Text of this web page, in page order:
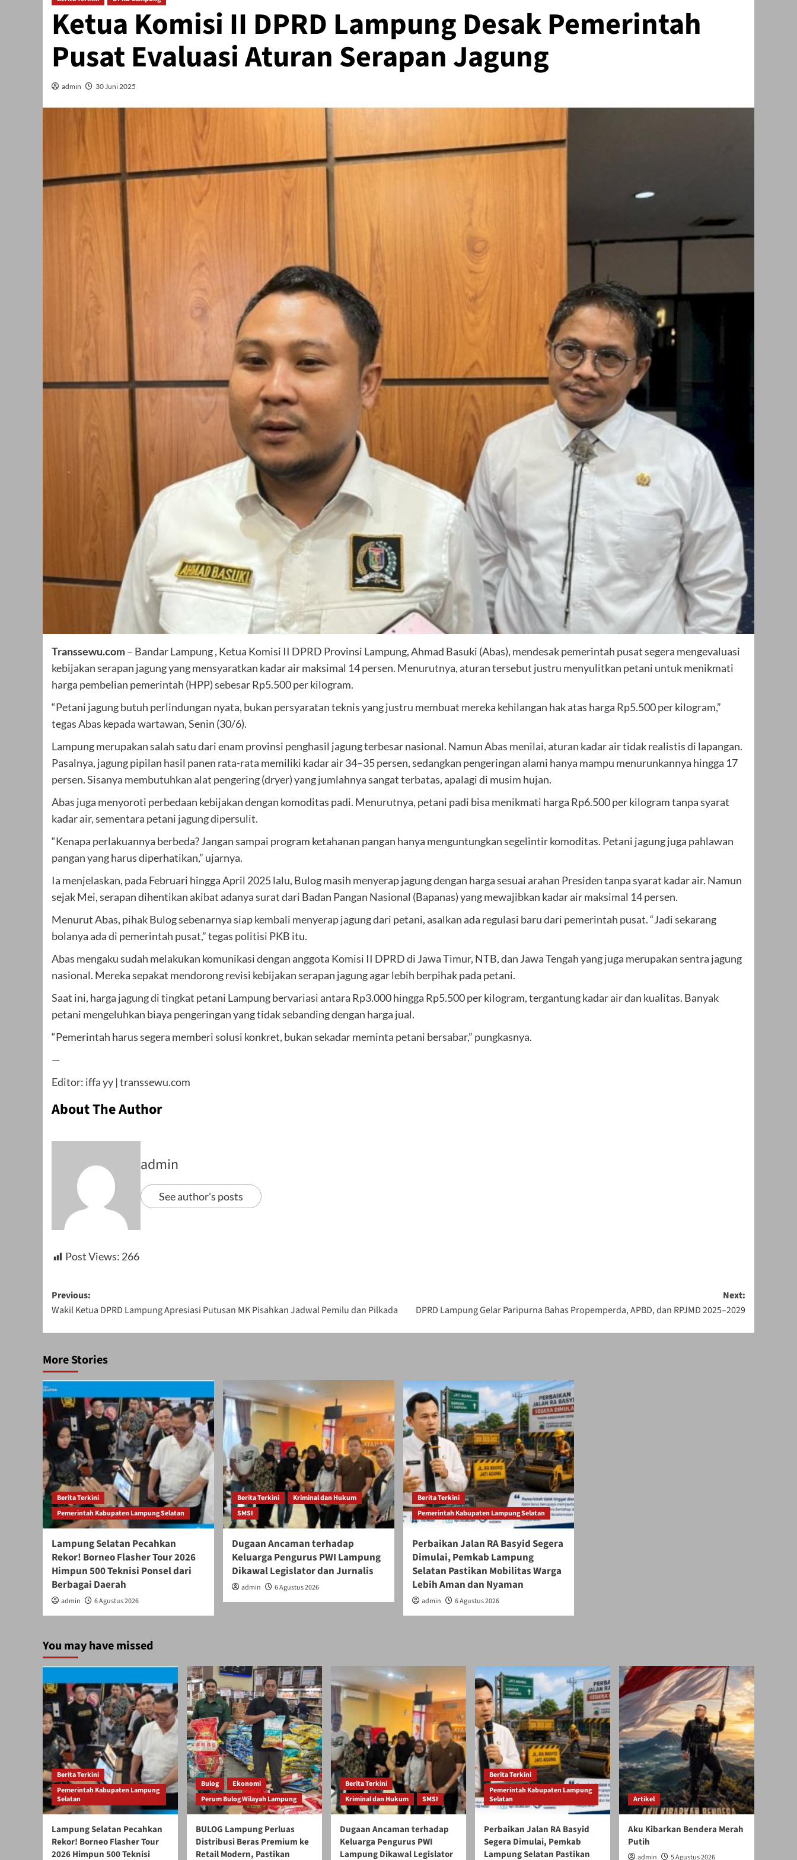
Ketua Komisi II DPRD Lampung Desak Pemerintah
Pusat Evaluasi Aturan Serapan Jagung
admin 30 Juni 2025
Transsewu.com– Bandar Lampung , Ketua Komisi II DPRD Provinsi Lampung, Ahmad Basuki (Abas), mendesak pemerintah pusat segera mengevaluasi
kebijakan serapan jagung yang mensyaratkan kadar air maksimal 14 persen. Menurutnya, aturan tersebut justru menyulitkan petani untuk menikmati
harga pembelian pemerintah (HPP) sebesar Rp5.500 per kilogram.
“Petani jagung butuh perlindungan nyata, bukan persyaratan teknis yang justru membuat mereka kehilangan hak atas harga Rp5.500 per kilogram,”
tegas Abas kepada wartawan, Senin (30/6).
Lampung merupakan salah satu dari enam provinsi penghasil jagung terbesar nasional. Namun Abas menilai, aturan kadar air tidak realistis di lapangan.
Pasalnya, jagung pipilan hasil panen rata-rata memiliki kadar air 34–35 persen, sedangkan pengeringan alami hanya mampu menurunkannya hingga 17
persen. Sisanya membutuhkan alat pengering (dryer) yang jumlahnya sangat terbatas, apalagi di musim hujan.
Abas juga menyoroti perbedaan kebijakan dengan komoditas padi. Menurutnya, petani padi bisa menikmati harga Rp6.500 per kilogram tanpa syarat
kadar air, sementara petani jagung dipersulit.
“Kenapa perlakuannya berbeda? Jangan sampai program ketahanan pangan hanya menguntungkan segelintir komoditas. Petani jagung juga pahlawan
pangan yang harus diperhatikan,” ujarnya.
Ia menjelaskan, pada Februari hingga April 2025 lalu, Bulog masih menyerap jagung dengan harga sesuai arahan Presiden tanpa syarat kadar air. Namun
sejak Mei, serapan dihentikan akibat adanya surat dari Badan Pangan Nasional (Bapanas) yang mewajibkan kadar air maksimal 14 persen.
Menurut Abas, pihak Bulog sebenarnya siap kembali menyerap jagung dari petani, asalkan ada regulasi baru dari pemerintah pusat. “Jadi sekarang
bolanya ada di pemerintah pusat,” tegas politisi PKB itu.
Abas mengaku sudah melakukan komunikasi dengan anggota Komisi II DPRD di Jawa Timur, NTB, dan Jawa Tengah yang juga merupakan sentra jagung
nasional. Mereka sepakat mendorong revisi kebijakan serapan jagung agar lebih berpihak pada petani.
Saat ini, harga jagung di tingkat petani Lampung bervariasi antara Rp3.000 hingga Rp5.500 per kilogram, tergantung kadar air dan kualitas. Banyak
petani mengeluhkan biaya pengeringan yang tidak sebanding dengan harga jual.
“Pemerintah harus segera memberi solusi konkret, bukan sekadar meminta petani bersabar,” pungkasnya.
—
Editor: iffa yy | transsewu.com
About The Author
admin
See author's posts
Post Views: 266
Post
navigation
Previous:
Wakil Ketua DPRD Lampung Apresiasi Putusan MK Pisahkan Jadwal Pemilu dan Pilkada
Next:
DPRD Lampung Gelar Paripurna Bahas Propemperda, APBD, dan RPJMD 2025–2029
More Stories
Berita Terkini
Pemerintah Kabupaten Lampung Selatan
Lampung Selatan Pecahkan
Rekor! Borneo Flasher Tour 2026
Himpun 500 Teknisi Ponsel dari
Berbagai Daerah
admin 6 Agustus 2026
Berita Terkini
Kriminal dan Hukum
SMSI
Dugaan Ancaman terhadap
Keluarga Pengurus PWI Lampung
Dikawal Legislator dan Jurnalis
admin 6 Agustus 2026
Berita Terkini
Pemerintah Kabupaten Lampung Selatan
Perbaikan Jalan RA Basyid Segera
Dimulai, Pemkab Lampung
Selatan Pastikan Mobilitas Warga
Lebih Aman dan Nyaman
admin 6 Agustus 2026
You may have missed
Berita Terkini
Pemerintah Kabupaten Lampung
Selatan
Lampung Selatan Pecahkan
Rekor! Borneo Flasher Tour
2026 Himpun 500 Teknisi
Bulog
Ekonomi
Perum Bulog Wilayah Lampung
BULOG Lampung Perluas
Distribusi Beras Premium ke
Retail Modern, Pastikan
Berita Terkini
Kriminal dan Hukum
SMSI
Dugaan Ancaman terhadap
Keluarga Pengurus PWI
Lampung Dikawal Legislator
Berita Terkini
Pemerintah Kabupaten Lampung
Selatan
Perbaikan Jalan RA Basyid
Segera Dimulai, Pemkab
Lampung Selatan Pastikan
Artikel
Aku Kibarkan Bendera Merah
Putih
admin 5 Agustus 2026